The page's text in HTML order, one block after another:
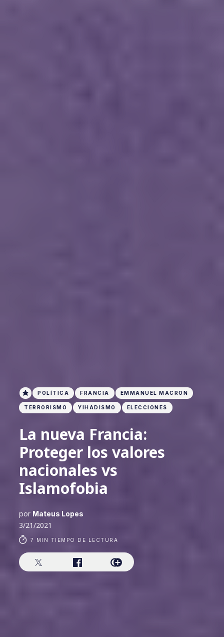
POLÍTICA FRANCIA EMMANUEL MACRON
TERRORISMO YIHADISMO ELECCIONES
La nueva Francia:
Proteger los valores
nacionales vs
Islamofobia
por Mateus Lopes
3/21/2021
7 MIN TIEMPO DE LECTURA